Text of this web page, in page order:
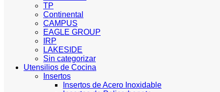
TP
Continental
CAMPUS
EAGLE GROUP
IRP
LAKESIDE
Sin categorizar
Utensilios de Cocina
Insertos
Insertos de Acero Inoxidable